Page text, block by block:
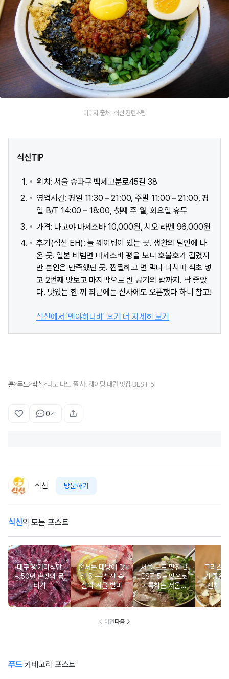
이미지 출처 : 식신 컨텐츠팀
식신TIP
위치: 서울 송파구 백제고분로45길 38
영업시간: 평일 11:30 – 21:00, 주말 11:00 – 21:00, 평
일 B/T 14:00 – 18:00, 셋째 주 월, 화요일 휴무
가격: 나고야 마제소바 10,000원, 시오 라멘 96,000원
후기(식신 EH): 늘 웨이팅이 있는 곳. 생활의 달인에 나
온 곳. 일본 비빔면 마제소바 평을 보니 호불호가 갈렸지
만 본인은 만족했던 곳. 짭짤하고 면 먹다 다시마 식초 넣
고 2번째 맛보고 마지막으로 반 공기의 밥까지. 딱 좋았
다. 맛있는 한 끼 최근에는 신사에도 오픈했다 하니 참고!
식신에서 '멘야하나비' 후기 더 자세히 보기
홈>푸드>식신 >너도 나도 줄 서! 웨이팅 대란 맛집 BEST 5
0
식신 방문하기
식신의 모든 포스트
대구 왕거미식당
– 50년 손맛의 뭉
티기
줄서는 대방어 맛
집 5 ― 찰진 속
살의 겨울 별미
서울 노포 맛집 B
EST 5 – 맛으로
기록하는 서울의
시간
크리스
기 좋은
렌치
이전다음
푸드카테고리 포스트